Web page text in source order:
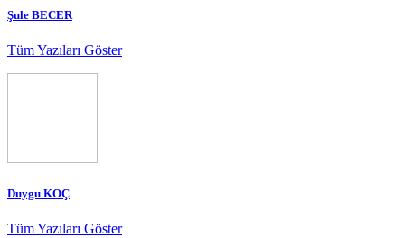
Şule BECER
Tüm Yazıları Göster
Duygu KOÇ
Tüm Yazıları Göster